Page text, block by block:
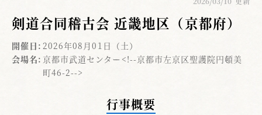
剣道合同稽古会 近畿地区（京都府）
開催日: 2026年08月01日（土）
会場名: 京都市武道センター<!--京都市左京区聖護院円頓美
町46-2-->
行事概要